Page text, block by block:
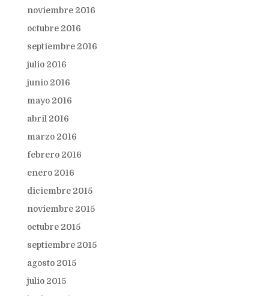
noviembre 2016
octubre 2016
septiembre 2016
julio 2016
junio 2016
mayo 2016
abril 2016
marzo 2016
febrero 2016
enero 2016
diciembre 2015
noviembre 2015
octubre 2015
septiembre 2015
agosto 2015
julio 2015